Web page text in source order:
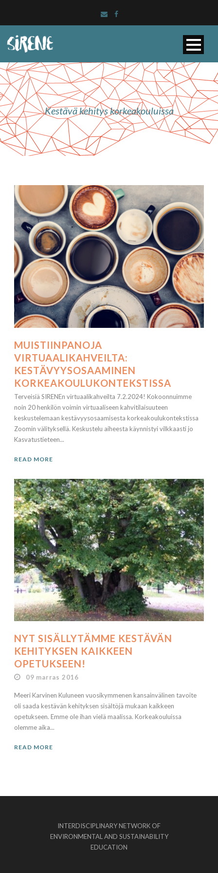
Kestävä kehitys korkeakouluissa
MUISTIINPANOJA
VIRTUAALIKAHVEILTA:
KESTÄVYYSOSAAMINEN
KORKEAKOULUKONTEKSTISSA
Terveisiä SIRENEn virtuaalikahveilta 7.2.2024! Kokoonnuimme
noin 20 henkilön voimin virtuaaliseen kahvitilaisuuteen
keskustelemaan kestävyysosaamisesta korkeakoulukontekstissa
Zoomin välityksellä. Keskustelu aiheesta käynnistyi vilkkaasti jo
Kasvatustieteen...
READ MORE
NYT SISÄLLYTÄMME KESTÄVÄN
KEHITYKSEN KAIKKEEN
OPETUKSEEN!
09 marras 2016
Meeri Karvinen Kuluneen vuosikymmenen kansainvälinen tavoite
oli saada kestävän kehityksen sisältöjä mukaan kaikkeen
opetukseen. Emme ole ihan vielä maalissa. Korkeakouluissa
olemme aika...
READ MORE
INTERDISCIPLINARY NETWORK OF
ENVIRONMENTAL AND SUSTAINABILITY
EDUCATION